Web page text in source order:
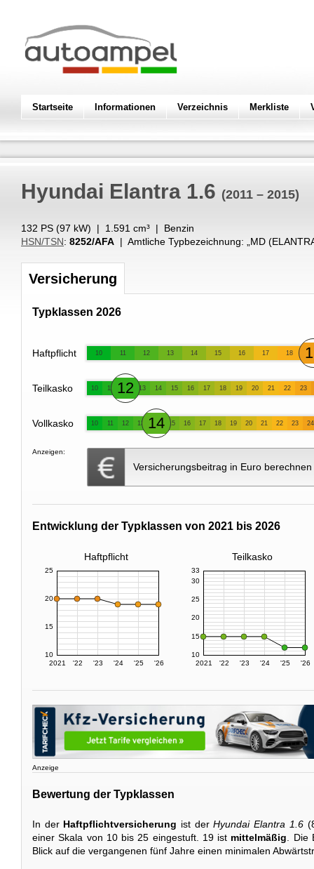
Startseite Informationen Verzeichnis Merkliste
Hyundai Elantra 1.6 (2011 – 2015)
132 PS (97 kW) | 1.591 cm³ | Benzin
HSN/TSN: 8252/AFA | Amtliche Typbezeichnung: „ MD
Versicherung
Typklassen 2026
Haftpflicht 10 11 12 13 14 15 16 17 18
Teilkasko 10 11 12 13 14 15 16 17 18 19 20 21 22 23
Vollkasko 10 11 12 13 14 15 16 17 18 19 20 21 22 23 24
Anzeigen:
Versicherungsbeitrag in Euro berechnen
Entwicklung der Typklassen von 2021 bis 2026
Haftpflicht Teilkasko
2021 '22 '23 '24 '25 '26
10
15
20
25
2021 '22 '23 '24 '25 '26
10
15
20
25
30
33
Anzeige
Bewertung der Typklassen
In der Haftpflichtversicherung ist derHyundai Elantra 1.6
einer Skala von 10 bis 25 eingestuft. 19 ist mittelmäßig .
Blick auf die vergangenen fünf Jahre einen minimalen